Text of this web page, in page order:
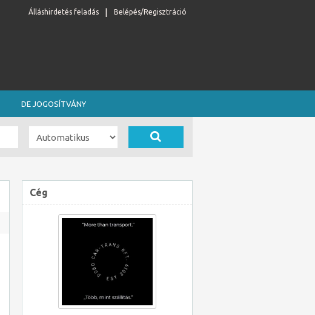
Belépés/Regisztráció
Álláshirdetés feladás
DE JOGOSÍTVÁNY
Cég